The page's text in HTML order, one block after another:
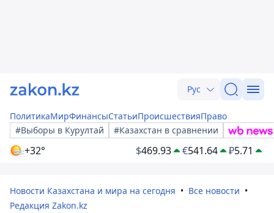
Рус
ПолитикаМирФинансыСтатьиПроисшествияПраво
#Выборы в Курултай
#Казахстан в сравнении
+32° $469.93 €541.64 ₽5.71
Новости Казахстана и мира на сегодня
Все новости
Редакция Zakon.kz